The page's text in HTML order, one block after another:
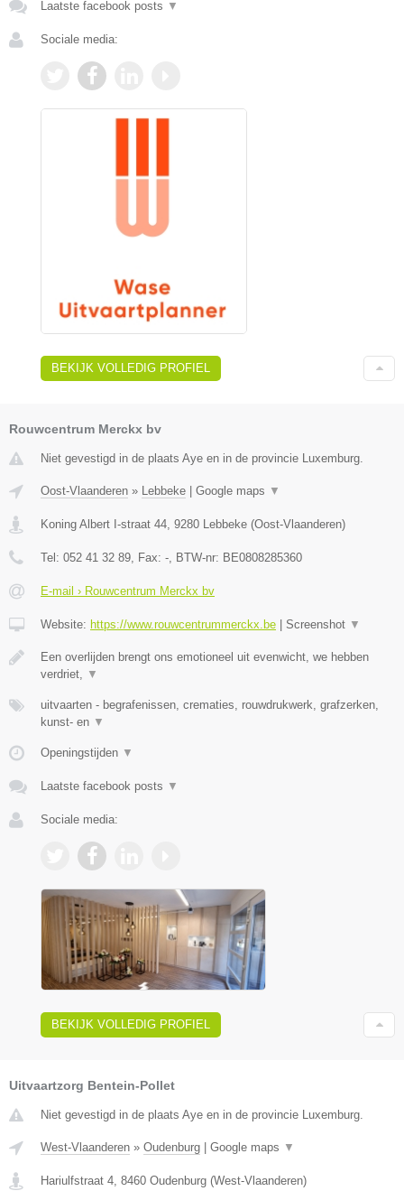
Laatste facebook posts ▼
Sociale media:
BEKIJK VOLLEDIG PROFIEL
Rouwcentrum Merckx bv
Niet gevestigd in de plaats Aye en in de provincie Luxemburg.
Oost-Vlaanderen » Lebbeke | Google maps ▼
Koning Albert I-straat 44 9280 Lebbeke (Oost-Vlaanderen)
Tel: 052 41 32 89 , Fax: - , BTW-nr: BE0808285360
E-mail › Rouwcentrum Merckx bv
Website: https://www.rouwcentrummerckx.be | Screenshot ▼
Een overlijden brengt ons emotioneel uit evenwicht, we hebben
verdriet,
▼
uitvaarten - begrafenissen, crematies, rouwdrukwerk, grafzerken,
kunst- en ▼
Openingstijden ▼
Laatste facebook posts ▼
Sociale media:
BEKIJK VOLLEDIG PROFIEL
Uitvaartzorg Bentein-Pollet
Niet gevestigd in de plaats Aye en in de provincie Luxemburg.
West-Vlaanderen » Oudenburg | Google maps ▼
Hariulfstraat 4 8460 Oudenburg (West-Vlaanderen)